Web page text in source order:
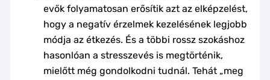
evők folyamatosan erősítik azt az elképzelést,
hogy a negatív érzelmek kezelésének legjobb
módja az étkezés. És a többi rossz szokáshoz
hasonlóan a stresszevés is megtörténik,
mielőtt még gondolkodni tudnál. Tehát „meg